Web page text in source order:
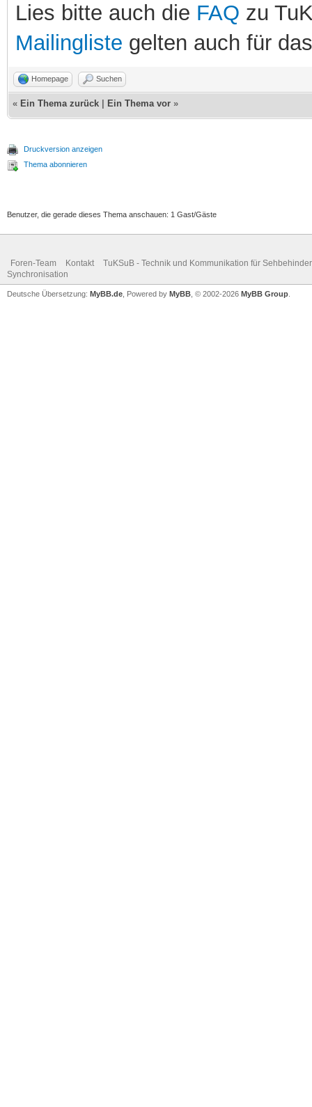
Lies bitte auch die FAQ zu
Mailingliste gelten auch für
Homepage Suchen
« Ein Thema zurück Ein Thema vor »
Druckversion anzeigen
Thema abonnieren
Benutzer, die gerade dieses Thema anschauen: 1 Gast/Gäste
Foren-Team Kontakt
TuKSuB - Technik und Kommunikation für
Synchronisation
Deutsche Übersetzung: MyBB.de , Powered by MyBB , © 2002-2026 MyBB Group